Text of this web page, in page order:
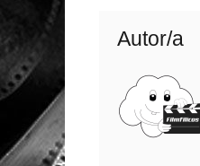
Autor/a